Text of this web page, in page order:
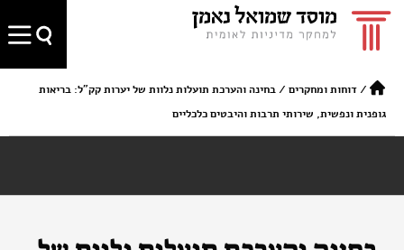
/דוחות ומחקרים /בחינה והערכת תועלות נלוות של יערות קק"ל: בריאות
גופנית ונפשית, שירותי תרבות והיבטים כלכליים